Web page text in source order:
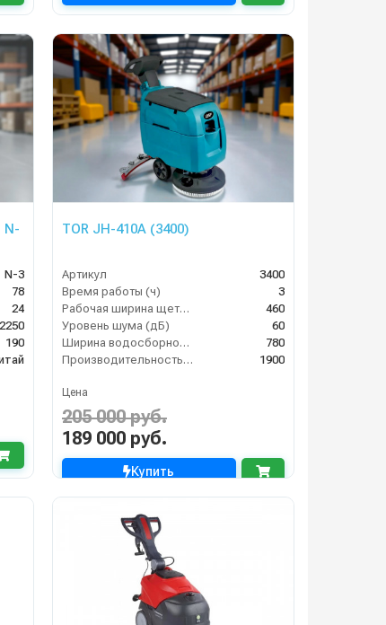
N-
N-3
78
24
2250
190
TOR JH-410A (3400)
Артикул
3400
Время работы (ч)
3
Рабочая ширина щеток (мм)
460
Уровень шума (дБ)
60
Ширина водосборной рейки
780
Производительность по площади (м2/ч)
1900
Цена
205 000 руб.
189 000 руб.
Купить